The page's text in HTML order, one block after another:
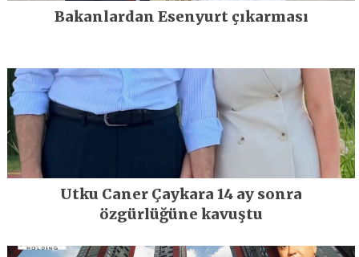
Bakanlardan Esenyurt çıkarması
Utku Caner Çaykara 14 ay sonra
özgürlüğüne kavuştu